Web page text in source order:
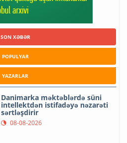
SON XƏBƏR
POPULYAR
YAZARLAR
Danimarka məktəblərdə süni
intellektdən istifadəyə nəzarəti
sərtləşdirir
08-08-2026